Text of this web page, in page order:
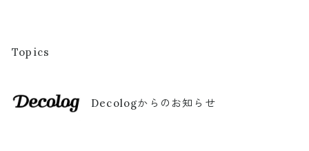
Topics
Decologからのお知らせ